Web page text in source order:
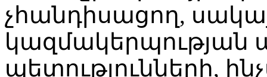
չհանդիսացող,
կազմակերպության
պետությունների,